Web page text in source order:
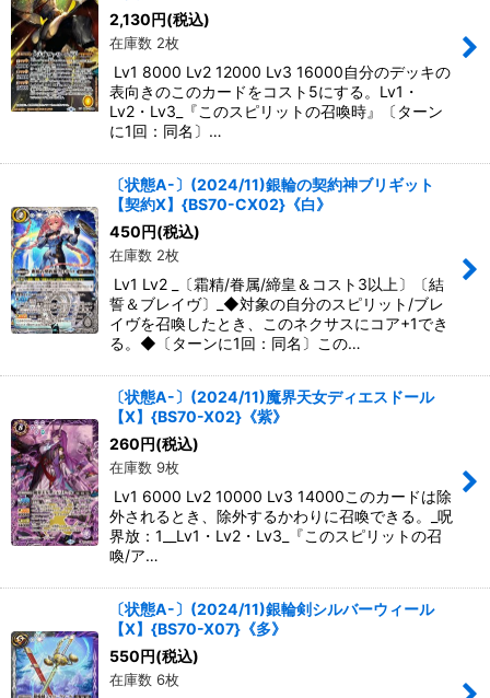
2,130 円(税込)
在庫数 2枚
Lv1 8000 Lv2 12000 Lv3 16000自分のデッキの
表向きのこのカードをコスト5にする。Lv1・
Lv2・Lv3_『このスピリットの召喚時』〔ターン
に1回：同名〕…
〔状態A-〕(2024/11)銀輪の契約神ブリギット
【契約X】{BS70-CX02}《白》
450 円(税込)
在庫数 2枚
Lv1 Lv2 _〔霜精/眷属/締皇＆コスト3以上〕〔結
誓＆ブレイヴ〕_◆対象の自分のスピリット/ブレ
イヴを召喚したとき、このネクサスにコア+1でき
る。◆〔ターンに1回：同名〕この…
〔状態A-〕(2024/11)魔界天女ディエスドール
【X】{BS70-X02}《紫》
260 円(税込)
在庫数 9枚
Lv1 6000 Lv2 10000 Lv3 14000このカードは除
外されるとき、除外するかわりに召喚できる。_呪
界放：1__Lv1・Lv2・Lv3_『このスピリットの召
喚/ア…
〔状態A-〕(2024/11)銀輪剣シルバーウィール
【X】{BS70-X07}《多》
550 円(税込)
在庫数 6枚